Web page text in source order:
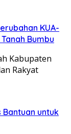
KUA-
Bumbu
Kabupaten
Rakyat
untuk